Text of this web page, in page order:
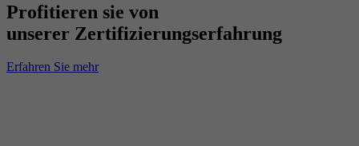
Profitieren sie von
unserer Zertifizierungserfahrung
Erfahren Sie mehr